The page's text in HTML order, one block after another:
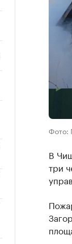
Фото:
В
три